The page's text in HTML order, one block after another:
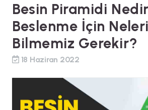
Besin Piramidi
Beslenme İçin Neleri
Bilmemiz Gerekir?
18 Haziran 2022